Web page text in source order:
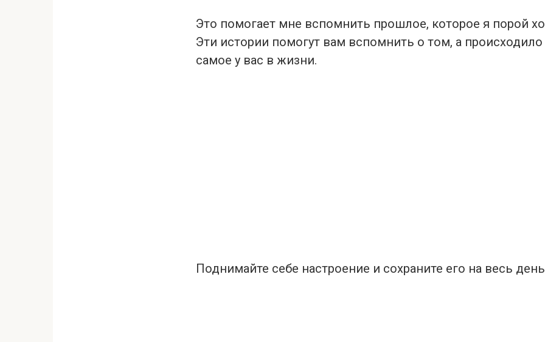
Это помогает мне вспомнить прошлое, которое я порой
Эти истории помогут вам вспомнить о том, а
самое у вас в жизни.
Поднимайте себе настроение и сохраните его на весь